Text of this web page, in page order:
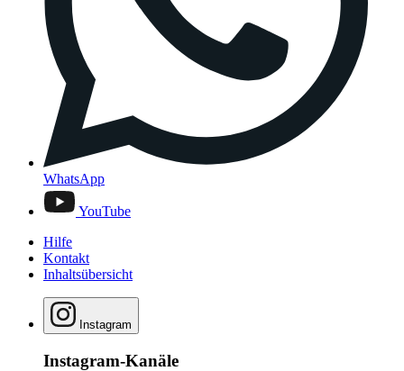
WhatsApp
YouTube
Hilfe
Kontakt
Inhaltsübersicht
Instagram
Instagram-Kanäle